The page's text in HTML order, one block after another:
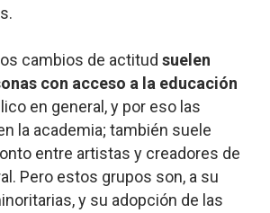
cambios de actitud suelen
con acceso a la educación
en general, y por eso las
la academia; también suele
entre artistas y creadores de
Pero estos grupos son, a su
y su adopción de las